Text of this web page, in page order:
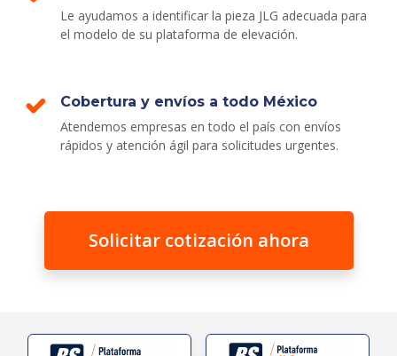
Le ayudamos a identificar la pieza JLG adecuada para
el modelo de su plataforma de elevación.
Cobertura y envíos a todo México
Atendemos empresas en todo el país con envíos
rápidos y atención ágil para solicitudes urgentes.
Solicitar cotización ahora